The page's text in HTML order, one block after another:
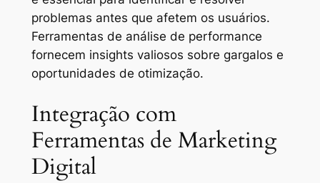
problemas antes que afetem os usuários.
Ferramentas de análise de performance
fornecem insights valiosos sobre gargalos e
oportunidades de otimização.
Integração com
Ferramentas de Marketing
Digital